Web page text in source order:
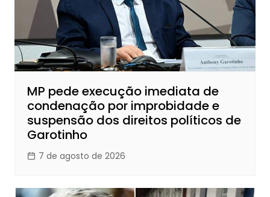
MP pede execução imediata de
condenação por improbidade e
suspensão dos direitos políticos de
Garotinho
7 de agosto de 2026